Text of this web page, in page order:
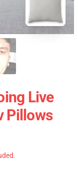
Live
Pillows